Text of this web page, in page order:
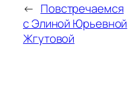
← Повстречаемся
с Элиной Юрьевной
Жгутовой